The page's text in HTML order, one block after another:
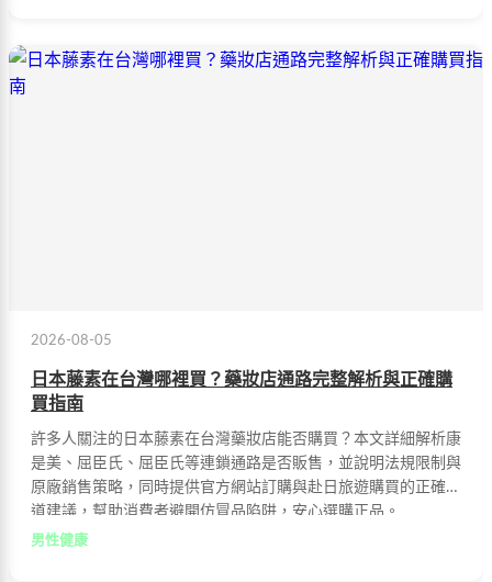
2026-08-05
日本藤素在台灣哪裡買？藥妝店通路完整解析與正確購
買指南
許多人關注的日本藤素在台灣藥妝店能否購買？本文詳細解析康
是美、屈臣氏、屈臣氏等連鎖通路是否販售，並說明法規限制與
原廠銷售策略，同時提供官方網站訂購與赴日旅遊購買的正確管
道建議，幫助消費者避開仿冒品陷阱，安心選購正品。
男性健康